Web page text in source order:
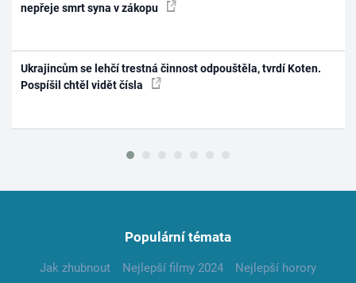
nepřeje smrt syna v zákopu
Ukrajincům se lehčí trestná činnost odpouštěla, tvrdí Koten.
Pospíšil chtěl vidět čísla
Populární témata
Jak zhubnout Nejlepší filmy 2024
Nejlepší horory